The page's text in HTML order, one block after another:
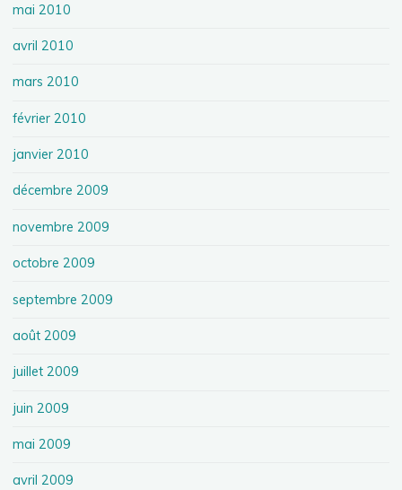
mai 2010
avril 2010
mars 2010
février 2010
janvier 2010
décembre 2009
novembre 2009
octobre 2009
septembre 2009
août 2009
juillet 2009
juin 2009
mai 2009
avril 2009